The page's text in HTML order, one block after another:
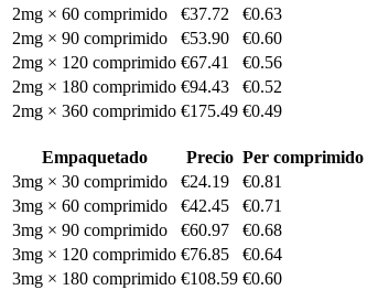
2mg × 60 comprimido
€37.72 €0.63
2mg × 90 comprimido
€53.90 €0.60
2mg × 120 comprimido €67.41 €0.56
2mg × 180 comprimido €94.43 €0.52
2mg × 360 comprimido €175.49 €0.49
Empaquetado Precio Per comprimido
3mg × 30 comprimido
€24.19 €0.81
3mg × 60 comprimido
€42.45 €0.71
3mg × 90 comprimido
€60.97 €0.68
3mg × 120 comprimido €76.85 €0.64
3mg × 180 comprimido €108.59 €0.60